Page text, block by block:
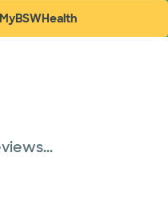
en ventana nueva)